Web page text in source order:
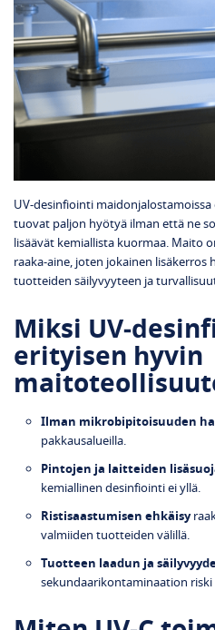
UV‑desinfiointi
tuovat paljon hyötyä ilman että ne
lisäävät kemiallista kuormaa. Maito
raaka‑aine, joten jokainen
tuotteiden säilyvyyteen ja
Miksi
erityisen hyvin
Ilman mikrobipitoisuuden
pakkausalueilla.
Pintojen ja laitteiden
kemiallinen desinfiointi ei yllä.
Ristisaastumisen ehkäisy
valmiiden tuotteiden välillä.
Tuotteen laadun ja
sekundaarikontaminaation riski